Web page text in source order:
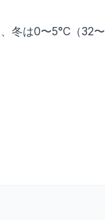
冬は0〜5°C（32〜